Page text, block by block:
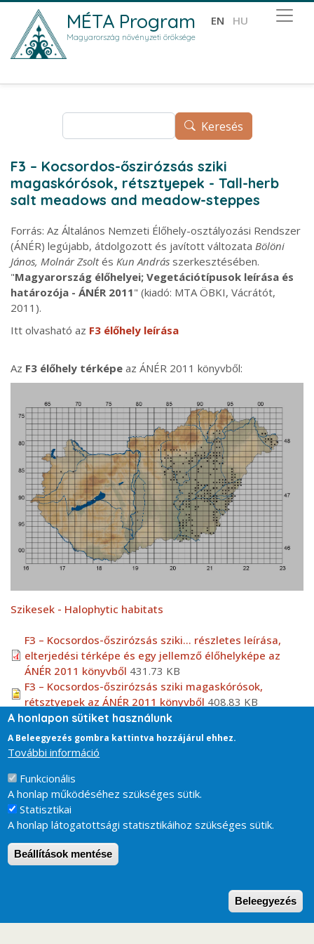
Ugrás a tartalomra
Keresés
MÉTA Program
Magyarország növényzeti öröksége
EN HU
F3 – Kocsordos-őszirózsás sziki
magaskórósok, rétsztyepek - Tall-herb
salt meadows and meadow-steppes
Forrás: Az Általános Nemzeti Élőhely-osztályozási Rendszer
(ÁNÉR) legújabb, átdolgozott és javított változata Bölöni
János, Molnár Zsoltés Kun András szerkesztésében.
"Magyarország élőhelyei; Vegetációtípusok leírása és
határozója - ÁNÉR 2011" (kiadó: MTA ÖBKI, Vácrátót,
2011).
Itt olvasható az F3 élőhely leírása
Az F3 élőhely térképe az ÁNÉR 2011 könyvből:
Szikesek - Halophytic habitats
F3 – Kocsordos-őszirózsás sziki... részletes leírása,
elterjedési térképe és egy jellemző élőhelyképe az
ÁNÉR 2011 könyvből 431.73 KB
F3 – Kocsordos-őszirózsás sziki magaskórósok,
rétsztyepek az ÁNÉR 2011 könyvből 408.83 KB
Fotótár
F3 – Kocsordos-őszirózsás sziki magaskórósok,
A honlapon sütiket használunk
A Beleegyezés gombra kattintva hozzájárul ehhez.
További információ
Funkcionális
A honlap működéséhez szükséges sütik.
Statisztikai
A honlap látogatottsági statisztikáihoz szükséges sütik.
Beállítások mentése
Beleegyezés